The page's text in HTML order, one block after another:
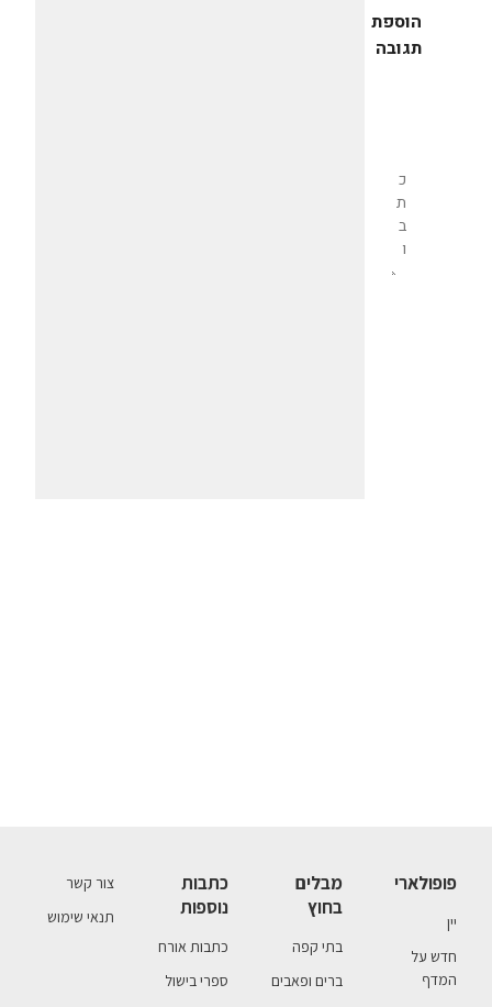
הוספת
תגובה
פופולארי
יין
חדש על
המדף
מבלים
בחוץ
בתי קפה
ברים ופאבים
כתבות
נוספות
כתבות אורח
ספרי בישול
צור קשר
תנאי שימוש